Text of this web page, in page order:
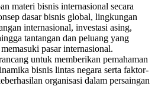
materi bisnis internasional secara
dasar bisnis global, lingkungan
internasional, investasi asing,
tantangan dan peluang yang
pasar internasional.
untuk memberikan pemahaman
bisnis lintas negara serta faktor-
organisasi dalam persaingan